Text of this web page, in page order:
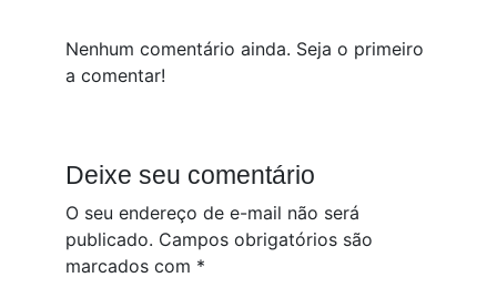
Nenhum comentário ainda. Seja o primeiro
a comentar!
Deixe seu comentário
O seu endereço de e-mail não será
publicado. Campos obrigatórios são
marcados com *